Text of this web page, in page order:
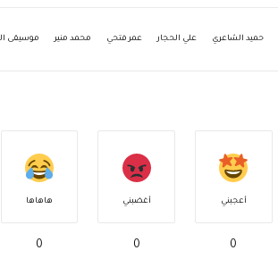
حميد الشاعري علي الحجار عمر فتحي محمد منير موسيقى
أعجبني
0
أغضبني
0
هاهاها
0